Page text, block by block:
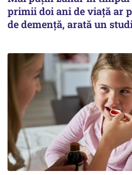
primii doi ani de viață ar
de demență, arată un